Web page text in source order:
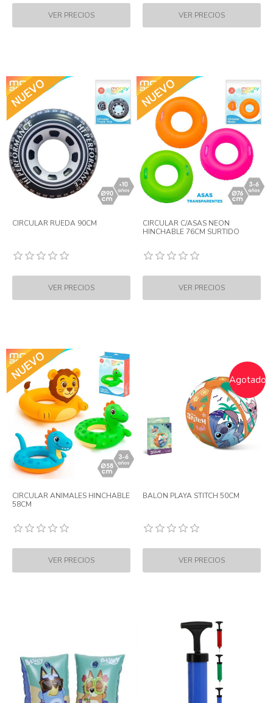
CIRCULAR RUEDA 90CM
CIRCULAR C/ASAS NEON
HINCHABLE 76CM SURTIDO
CIRCULAR ANIMALES HINCHABLE
58CM
Agotado
BALON PLAYA STITCH 50CM